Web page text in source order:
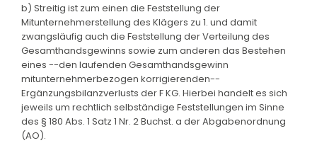
b) Streitig ist zum einen die Feststellung der
Mitunternehmerstellung des Klägers zu 1. und damit
zwangsläufig auch die Feststellung der Verteilung des
Gesamthandsgewinns sowie zum anderen das Bestehen
eines --den laufenden Gesamthandsgewinn
mitunternehmerbezogen korrigierenden--
Ergänzungsbilanzverlusts der F KG. Hierbei handelt es sich
jeweils um rechtlich selbständige Feststellungen im Sinne
des § 180 Abs. 1 Satz 1 Nr. 2 Buchst. a der Abgabenordnung
(AO).